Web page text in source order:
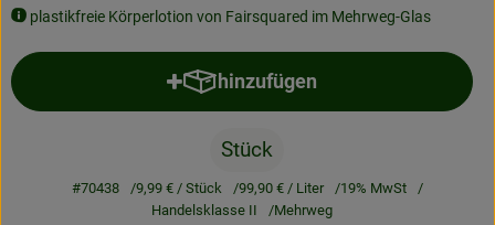
Blog
plastikfreie Körperlotion von Fairsquared im Mehrweg-Glas
hinzufügen
Produkt zum Warenkorb
Stück
#70438 9,99 € / Stück 99,90 € / Liter
19% MwSt
Handelsklasse II
Mehrweg